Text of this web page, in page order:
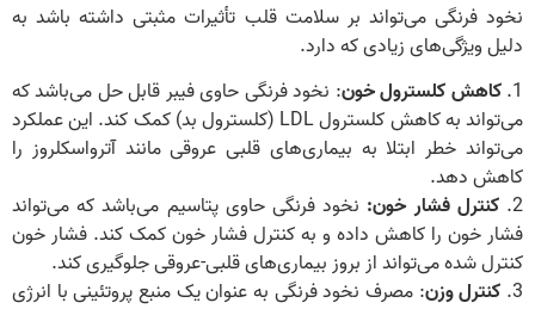
نخود فرنگی می‌تواند بر سلامت قلب تأثیرات مثبتی داشته باشد به
دلیل ویژگی‌های زیادی که دارد.
1. کاهش کلسترول خون: نخود فرنگی حاوی فیبر قابل حل می‌باشد که
می‌تواند به کاهش کلسترول LDL (کلسترول بد) کمک کند. این عملکرد
می‌تواند خطر ابتلا به بیماری‌های قلبی عروقی مانند آترواسکلروز را
کاهش دهد.
2. کنترل فشار خون: نخود فرنگی حاوی پتاسیم می‌باشد که می‌تواند
فشار خون را کاهش داده و به کنترل فشار خون کمک کند. فشار خون
کنترل شده می‌تواند از بروز بیماری‌های قلبی-عروقی جلوگیری کند.
3. کنترل وزن: مصرف نخود فرنگی به عنوان یک منبع پروتئینی با انرژی